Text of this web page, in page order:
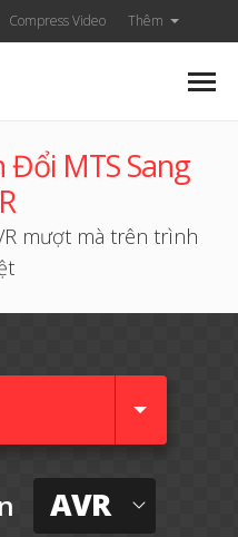
Compress Video Thêm
Đổi MTS Sang
mượt mà trên trình
AVR